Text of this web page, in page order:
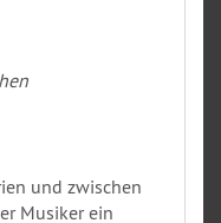
und zwischen
Musiker ein